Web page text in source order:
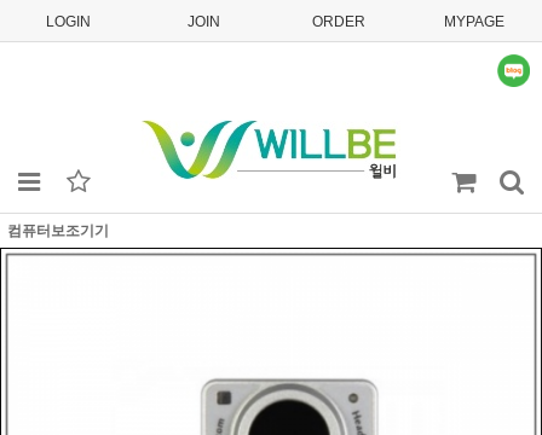
LOGIN JOIN ORDER MYPAGE
컴퓨터보조기기